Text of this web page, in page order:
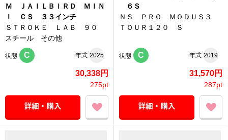
Ｍ ＪＡＩＬＢＩＲＤ ＭＩＮ
Ｉ ＣＳ ３３インチ
ＳＴＲＯＫＥ ＬＡＢ ９０
スチール その他
状態 C 年式 2025
30,338円
275pt
６Ｓ
ＮＳ ＰＲＯ ＭＯＤＵＳ３
ＴＯＵＲ１２０ Ｓ
状態 C 年式 2019
31,570円
287pt